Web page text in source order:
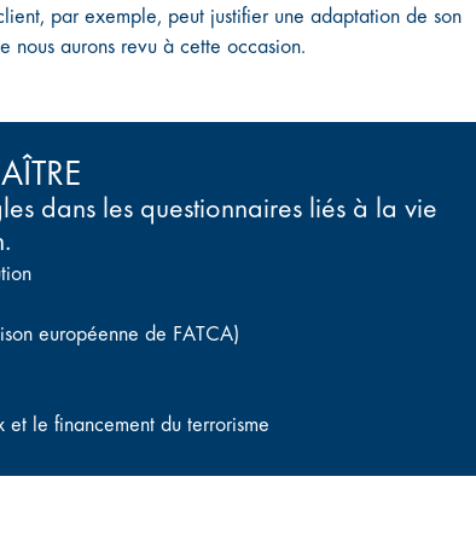
par exemple, peut justifier une adaptation de son
nous aurons revu à cette occasion.
dans les questionnaires liés à la vie
européenne de FATCA)
et le financement du terrorisme